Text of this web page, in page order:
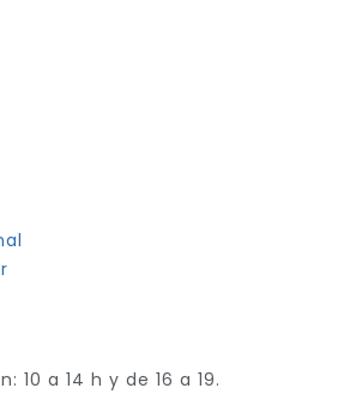
10 a 14 h y de 16 a 19.